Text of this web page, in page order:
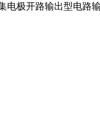
电极开路输出型电路